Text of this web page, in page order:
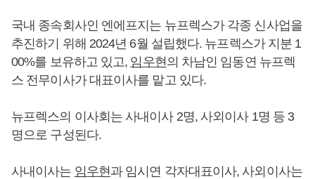
국내 종속회사인 엔에프지는 뉴프렉스가 각종 신사업을
추진하기 위해 2024년 6월 설립했다. 뉴프렉스가 지분 1
00%를 보유하고 있고, 임우현의 차남인 임동연 뉴프렉
스 전무이사가 대표이사를 맡고 있다.
뉴프렉스의 이사회는 사내이사 2명, 사외이사 1명 등 3
명으로 구성된다.
사내이사는 임우현과 임시연 각자대표이사, 사외이사는